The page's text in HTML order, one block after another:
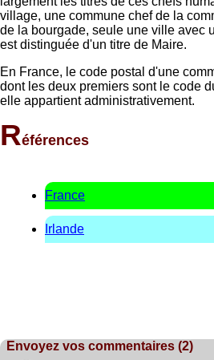
village, une commune chef de la
de la bourgade, seule une ville avec
est distinguée d'un titre de Maire.
En France, le code postal d'une
dont les deux premiers sont le code
elle appartient administrativement.
Références
France
Irlande
Envoyez vos commentaires (2)